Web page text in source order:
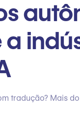
a
tradução? Mais